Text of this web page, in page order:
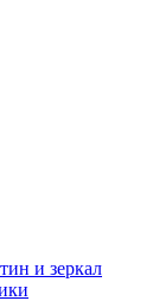
и зеркал